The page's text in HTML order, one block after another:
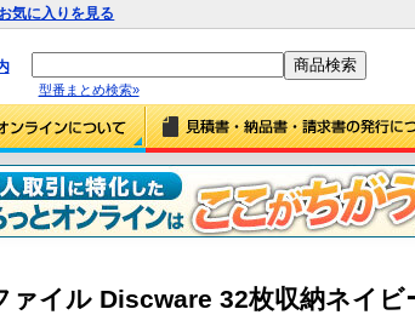
お気に入りを見る
型番まとめ検索»
ァイル Discware 32枚収納ネイビ